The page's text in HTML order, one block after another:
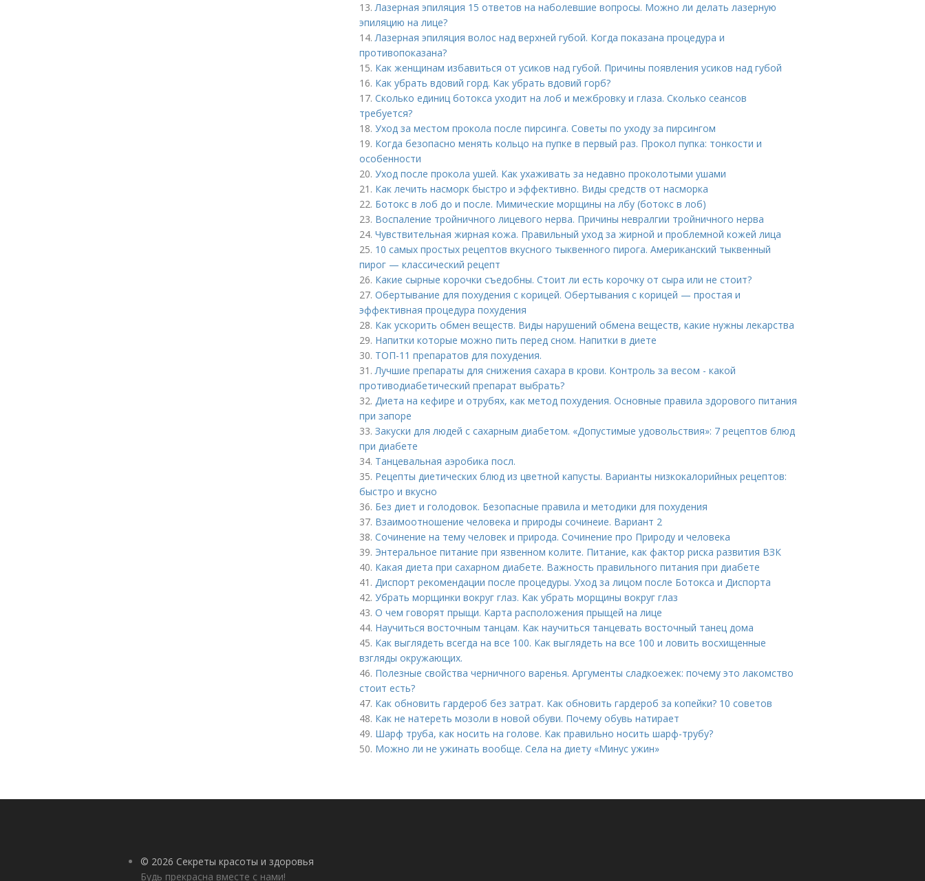
13.Лазерная эпиляция 15 ответов на наболевшие вопросы. Можно ли делать лазерную
эпиляцию на лице?
14.Лазерная эпиляция волос над верхней губой. Когда показана процедура и
противопоказана?
15. Как женщинам избавиться от усиков над губой. Причины появления усиков над губой
16. Как убрать вдовий горд. Как убрать вдовий горб?
17. Сколько единиц ботокса уходит на лоб и межбровку и глаза. Сколько сеансов
требуется?
18. Уход за местом прокола после пирсинга. Советы по уходу за пирсингом
19. Когда безопасно менять кольцо на пупке в первый раз. Прокол пупка: тонкости и
особенности
20. Уход после прокола ушей. Как ухаживать за недавно проколотыми ушами
21. Как лечить насморк быстро и эффективно. Виды средств от насморка
22. Ботокс в лоб до и после. Мимические морщины на лбу (ботокс в лоб)
23. Воспаление тройничного лицевого нерва. Причины невралгии тройничного нерва
24. Чувствительная жирная кожа. Правильный уход за жирной и проблемной кожей лица
25. 10 самых простых рецептов вкусного тыквенного пирога. Американский тыквенный
пирог — классический рецепт
26. Какие сырные корочки съедобны. Стоит ли есть корочку от сыра или не стоит?
27. Обертывание для похудения с корицей. Обертывания с корицей — простая и
эффективная процедура похудения
28. Как ускорить обмен веществ. Виды нарушений обмена веществ, какие нужны лекарства
29. Напитки которые можно пить перед сном. Напитки в диете
30. ТОП-11 препаратов для похудения.
31.Лучшие препараты для снижения сахара в крови. Контроль за весом - какой
противодиабетический препарат выбрать?
32. Диета на кефире и отрубях, как метод похудения. Основные правила здорового питания
при запоре
33. Закуски для людей с сахарным диабетом. «Допустимые удовольствия»: 7 рецептов блюд
при диабете
34. Танцевальная аэробика посл.
35. Рецепты диетических блюд из цветной капусты. Варианты низкокалорийных рецептов:
быстро и вкусно
36. Без диет и голодовок. Безопасные правила и методики для похудения
37. Взаимоотношение человека и природы сочинеие. Вариант 2
38. Сочинение на тему человек и природа. Сочинение про Природу и человека
39. Энтеральное питание при язвенном колите. Питание, как фактор риска развития ВЗК
40. Какая диета при сахарном диабете. Важность правильного питания при диабете
41. Диспорт рекомендации после процедуры. Уход за лицом после Ботокса и Диспорта
42. Убрать морщинки вокруг глаз. Как убрать морщины вокруг глаз
43. О чем говорят прыщи. Карта расположения прыщей на лице
44. Научиться восточным танцам. Как научиться танцевать восточный танец дома
45. Как выглядеть всегда на все 100. Как выглядеть на все 100 и ловить восхищенные
взгляды окружающих.
46. Полезные свойства черничного варенья. Аргументы сладкоежек: почему это лакомство
стоит есть?
47. Как обновить гардероб без затрат. Как обновить гардероб за копейки? 10 советов
48. Как не натереть мозоли в новой обуви. Почему обувь натирает
49. Шарф труба, как носить на голове. Как правильно носить шарф-трубу?
50. Можно ли не ужинать вообще. Села на диету «Минус ужин»
© 2026 Секреты красоты и здоровья
Будь прекрасна вместе с нами!